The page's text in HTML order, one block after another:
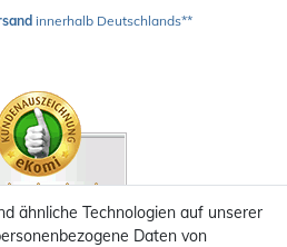
innerhalb Deutschlands**
ähnliche Technologien auf unserer
Daten von